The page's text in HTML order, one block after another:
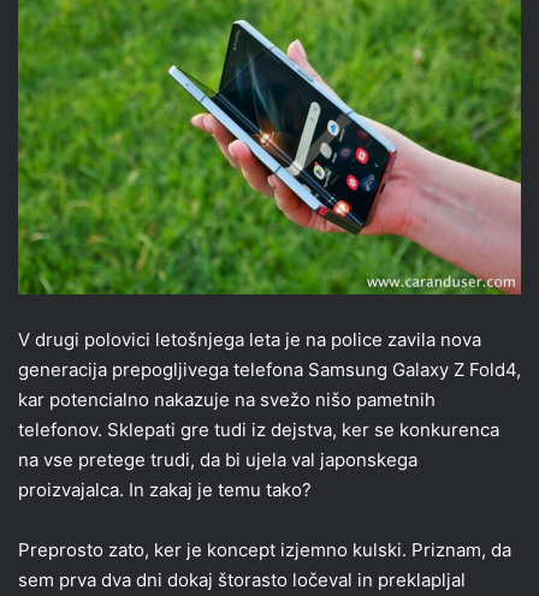
V drugi polovici letošnjega leta je na police zavila nova
generacija prepogljivega telefona Samsung Galaxy Z Fold4,
kar potencialno nakazuje na svežo nišo pametnih
telefonov. Sklepati gre tudi iz dejstva, ker se konkurenca
na vse pretege trudi, da bi ujela val japonskega
proizvajalca. In zakaj je temu tako?
Preprosto zato, ker je koncept izjemno kulski. Priznam, da
sem prva dva dni dokaj štorasto ločeval in preklapljal